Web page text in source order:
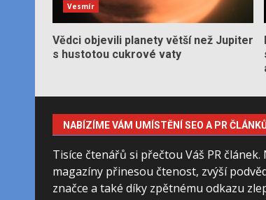
Vesmír
Vědci objevili planety větší než Jupiter
s hustotou cukrové vaty
NABÍZÍME VÁM UMÍSTĚNÍ SEO A PR
Tisíce čtenářů si přečtou Váš PR článek.
magazíny přinesou čtenost, zvýší
značce a také díky zpětnému odkazu